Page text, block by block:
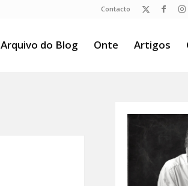
Contacto
Arquivo do Blog Onte Artigos